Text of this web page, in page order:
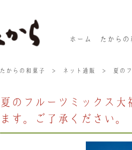
ホーム たからの
たからの和菓子 > ネット通販 > 夏の
夏のフルーツミックス
ます。ご了承ください。